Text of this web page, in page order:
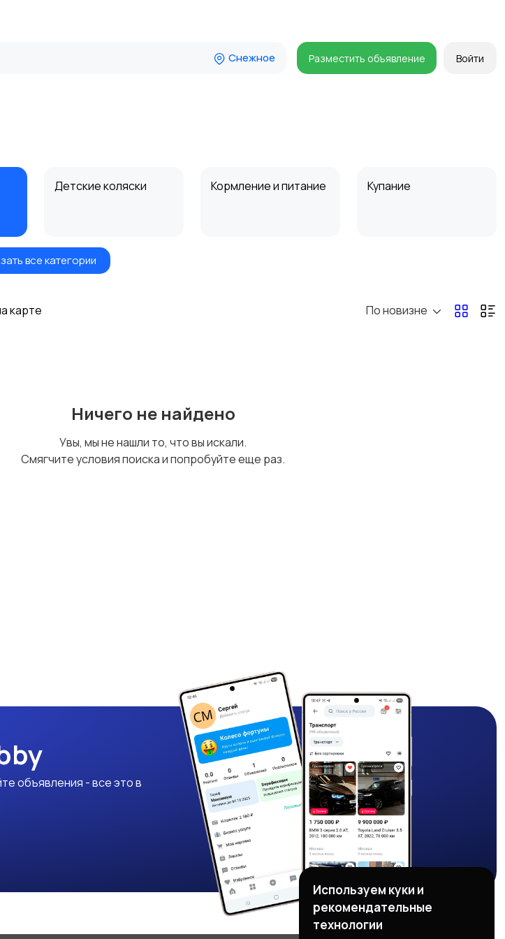
Снежное Разместить объявление Войти
Детские коляски Кормление и питание Купание
Товары для мам
все категории
карте По новизне
Ничего не найдено
Увы, мы не нашли то, что вы искали.
Смягчите условия поиска и попробуйте еще раз.
объявления - все это в
Используем куки и
рекомендательные
технологии